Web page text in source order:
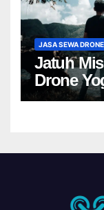
JASA SEWA DRONE
Jatuh
Drone